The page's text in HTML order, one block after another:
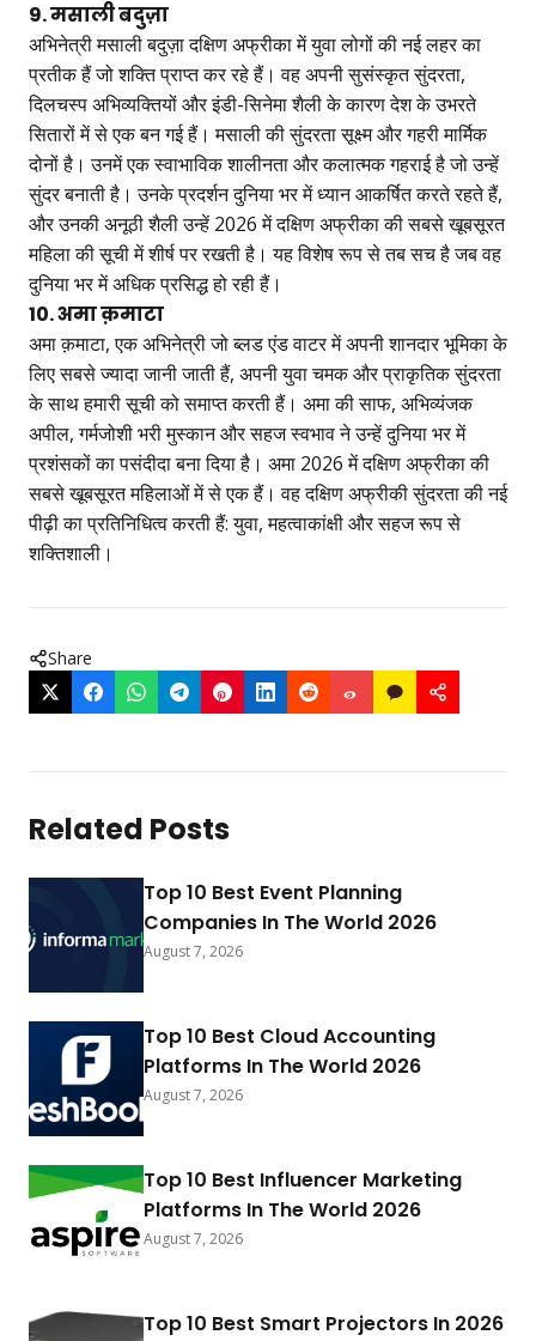
9. मसाली बदुज़ा
अभिनेत्री मसाली बदुज़ा दक्षिण अफ्रीका में युवा लोगों की नई लहर का
प्रतीक हैं जो शक्ति प्राप्त कर रहे हैं। वह अपनी सुसंस्कृत सुंदरता,
दिलचस्प अभिव्यक्तियों और इंडी-सिनेमा शैली के कारण देश के उभरते
सितारों में से एक बन गई हैं। मसाली की सुंदरता सूक्ष्म और गहरी मार्मिक
दोनों है। उनमें एक स्वाभाविक शालीनता और कलात्मक गहराई है जो उन्हें
सुंदर बनाती है। उनके प्रदर्शन दुनिया भर में ध्यान आकर्षित करते रहते हैं,
और उनकी अनूठी शैली उन्हें 2026 में दक्षिण अफ्रीका की सबसे खूबसूरत
महिला की सूची में शीर्ष पर रखती है। यह विशेष रूप से तब सच है जब वह
दुनिया भर में अधिक प्रसिद्ध हो रही हैं।
10. अमा क़माटा
अमा क़माटा, एक अभिनेत्री जो ब्लड एंड वाटर में अपनी शानदार भूमिका के
लिए सबसे ज्यादा जानी जाती हैं, अपनी युवा चमक और प्राकृतिक सुंदरता
के साथ हमारी सूची को समाप्त करती हैं। अमा की साफ, अभिव्यंजक
अपील, गर्मजोशी भरी मुस्कान और सहज स्वभाव ने उन्हें दुनिया भर में
प्रशंसकों का पसंदीदा बना दिया है। अमा 2026 में दक्षिण अफ्रीका की
सबसे खूबसूरत महिलाओं में से एक हैं। वह दक्षिण अफ्रीकी सुंदरता की नई
पीढ़ी का प्रतिनिधित्व करती हैं: युवा, महत्वाकांक्षी और सहज रूप से
शक्तिशाली।
Share
Related Posts
Top 10 Best Event Planning
Companies In The World 2026
August 7, 2026
Top 10 Best Cloud Accounting
Platforms In The World 2026
August 7, 2026
Top 10 Best Influencer Marketing
Platforms In The World 2026
August 7, 2026
Top 10 Best Smart Projectors In 2026